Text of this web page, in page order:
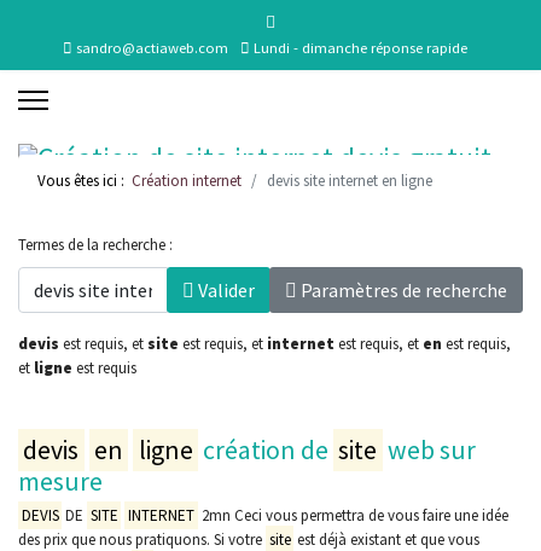
sandro@actiaweb.com Lundi - dimanche réponse rapide
Vous êtes ici : Création internet devis site internet en ligne
Termes de la recherche :
Valider Paramètres de recherche
devis est requis, et site est requis, et internet est requis, et en est requis,
et ligne est requis
devis en ligne création de site web sur
mesure
DEVIS DE SITE INTERNET 2mn Ceci vous permettra de vous faire une idée
des prix que nous pratiquons. Si votre site est déjà existant et que vous